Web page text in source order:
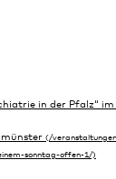
in der Pfalz“